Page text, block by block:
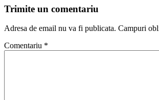
Trimite un comentariu
Adresa de email nu va fi publicata. Campuri
Comentariu *